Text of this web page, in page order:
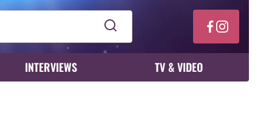
INTERVIEWS TV & VIDEO